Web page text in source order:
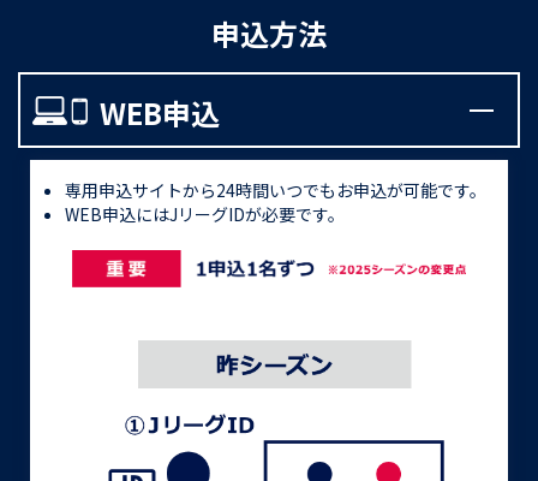
申込方法
WEB申込
専用申込サイトから24時間いつでもお申込が可能です。
WEB申込にはJリーグIDが必要です。